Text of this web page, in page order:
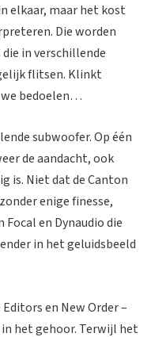
elkaar, maar het kost
Die worden
in verschillende
flitsen. Klinkt
we bedoelen…
subwoofer. Op één
de aandacht, ook
is. Niet dat de Canton
enige finesse,
en Dynaudio die
in het geluidsbeeld
en New Order –
het gehoor. Terwijl het